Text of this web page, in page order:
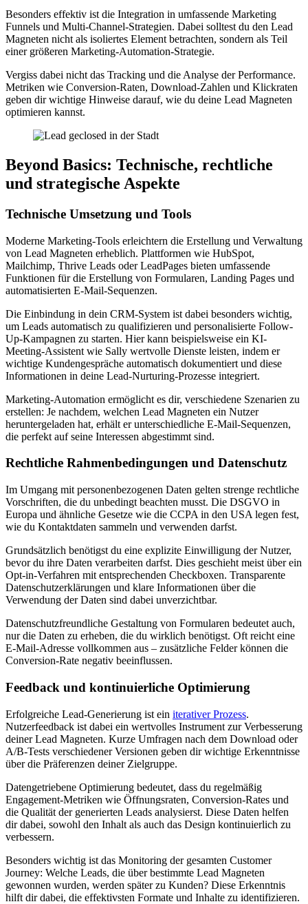
Besonders effektiv ist die Integration in umfassende Marketing
Funnels und Multi-Channel-Strategien. Dabei solltest du den Lead
Magneten nicht als isoliertes Element betrachten, sondern als Teil
einer größeren Marketing-Automation-Strategie.
Vergiss dabei nicht das Tracking und die Analyse der Performance.
Metriken wie Conversion-Raten, Download-Zahlen und Klickraten
geben dir wichtige Hinweise darauf, wie du deine Lead Magneten
optimieren kannst.
Beyond Basics: Technische, rechtliche
und strategische Aspekte
Technische Umsetzung und Tools
Moderne Marketing-Tools erleichtern die Erstellung und Verwaltung
von Lead Magneten erheblich. Plattformen wie HubSpot,
Mailchimp, Thrive Leads oder LeadPages bieten umfassende
Funktionen für die Erstellung von Formularen, Landing Pages und
automatisierten E-Mail-Sequenzen.
Die Einbindung in dein CRM-System ist dabei besonders wichtig,
um Leads automatisch zu qualifizieren und personalisierte Follow-
Up-Kampagnen zu starten. Hier kann beispielsweise ein KI-
Meeting-Assistent wie Sally wertvolle Dienste leisten, indem er
wichtige Kundengespräche automatisch dokumentiert und diese
Informationen in deine Lead-Nurturing-Prozesse integriert.
Marketing-Automation ermöglicht es dir, verschiedene Szenarien zu
erstellen: Je nachdem, welchen Lead Magneten ein Nutzer
heruntergeladen hat, erhält er unterschiedliche E-Mail-Sequenzen,
die perfekt auf seine Interessen abgestimmt sind.
Rechtliche Rahmenbedingungen und Datenschutz
Im Umgang mit personenbezogenen Daten gelten strenge rechtliche
Vorschriften, die du unbedingt beachten musst. Die DSGVO in
Europa und ähnliche Gesetze wie die CCPA in den USA legen fest,
wie du Kontaktdaten sammeln und verwenden darfst.
Grundsätzlich benötigst du eine explizite Einwilligung der Nutzer,
bevor du ihre Daten verarbeiten darfst. Dies geschieht meist über ein
Opt-in-Verfahren mit entsprechenden Checkboxen. Transparente
Datenschutzerklärungen und klare Informationen über die
Verwendung der Daten sind dabei unverzichtbar.
Datenschutzfreundliche Gestaltung von Formularen bedeutet auch,
nur die Daten zu erheben, die du wirklich benötigst. Oft reicht eine
E-Mail-Adresse vollkommen aus – zusätzliche Felder können die
Conversion-Rate negativ beeinflussen.
Feedback und kontinuierliche Optimierung
Erfolgreiche Lead-Generierung ist ein iterativer Prozess.
Nutzerfeedback ist dabei ein wertvolles Instrument zur Verbesserung
deiner Lead Magneten. Kurze Umfragen nach dem Download oder
A/B-Tests verschiedener Versionen geben dir wichtige Erkenntnisse
über die Präferenzen deiner Zielgruppe.
Datengetriebene Optimierung bedeutet, dass du regelmäßig
Engagement-Metriken wie Öffnungsraten, Conversion-Rates und
die Qualität der generierten Leads analysierst. Diese Daten helfen
dir dabei, sowohl den Inhalt als auch das Design kontinuierlich zu
verbessern.
Besonders wichtig ist das Monitoring der gesamten Customer
Journey: Welche Leads, die über bestimmte Lead Magneten
gewonnen wurden, werden später zu Kunden? Diese Erkenntnis
hilft dir dabei, die effektivsten Formate und Inhalte zu identifizieren.